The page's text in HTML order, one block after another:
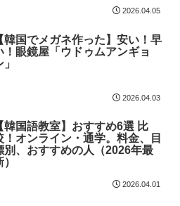
2026.04.05
韓国でメガネ作った】安い！早
！眼鏡屋「ウドゥムアンギョ
」
2026.04.03
韓国語教室】おすすめ6選 比
！オンライン・通学。料金、目
別、おすすめの人（2026年最
2026.04.01